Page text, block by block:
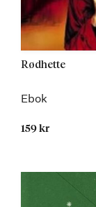
Rødhette
Ebok
159 kr